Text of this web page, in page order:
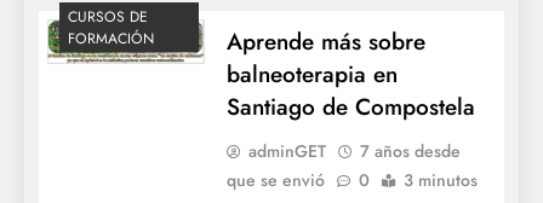
CURSOS DE
FORMACIÓN
Aprende más sobre
balneoterapia en
Santiago de Compostela
adminGET
7 años desde
que se envió
0 3 minutos